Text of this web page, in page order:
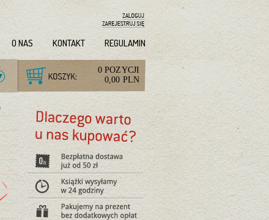
O NAS KONTAKT REGULAMIN
0 POZYCJI
0,00 PLN